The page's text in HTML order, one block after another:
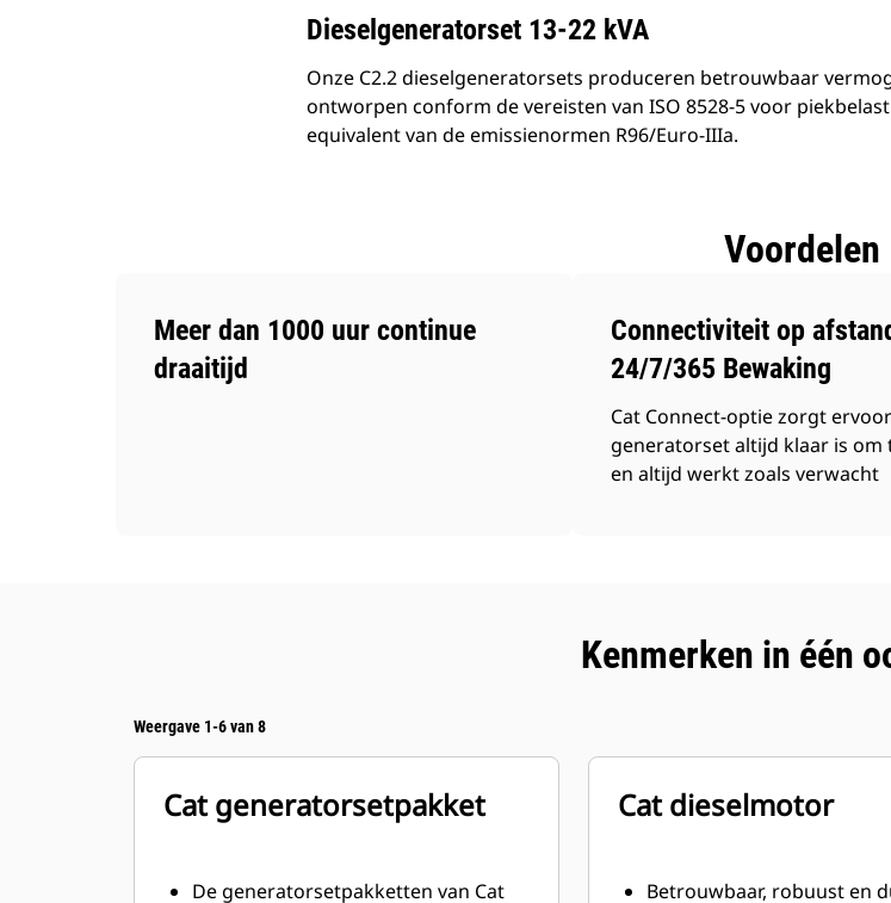
Dieselgeneratorset 13-22 kVA
Onze C2.2 dieselgeneratorsets produceren betrouwbaar
ontworpen conform de vereisten van ISO 8528-5 voor
equivalent van de emissienormen R96/Euro-IIIa.
Voordelen
Meer dan 1000 uur continue
draaitijd
Connectiviteit op
24/7/365 Bewaking
Cat Connect-optie zorgt
generatorset altijd klaar is om
en altijd werkt zoals verwacht
Kenmerken in één
Weergave 1-6 van 8
Cat generatorsetpakket
De generatorsetpakketten van Cat
Cat dieselmotor
Betrouwbaar, robuust en